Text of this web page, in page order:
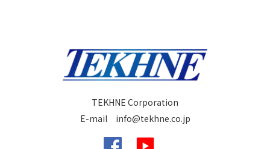
TEKHNE Corporation
E-mail info@tekhne.co.jp
Facebook